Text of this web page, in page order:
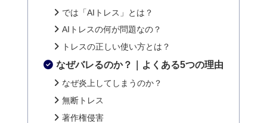
では「AIトレス」とは？
AIトレスの何が問題なの？
トレスの正しい使い方とは？
なぜバレるのか？｜よくある5つの理由
なぜ炎上してしまうのか？
無断トレス
著作権侵害